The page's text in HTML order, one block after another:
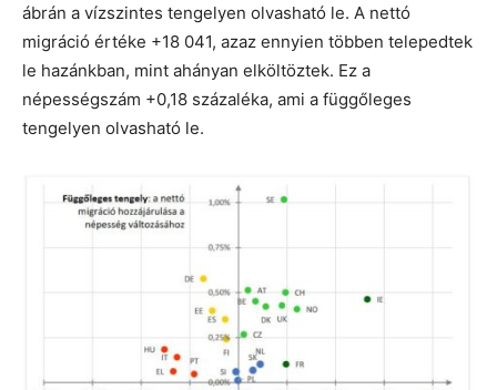
ábrán a vízszintes tengelyen olvasható le. A nettó
migráció értéke +18 041, azaz ennyien többen telepedtek
le hazánkban, mint ahányan elköltöztek. Ez a
népességszám +0,18 százaléka, ami a függőleges
tengelyen olvasható le.